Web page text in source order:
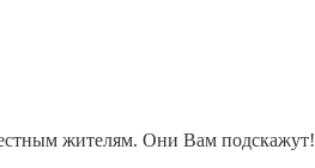
жителям. Они Вам подскажут!